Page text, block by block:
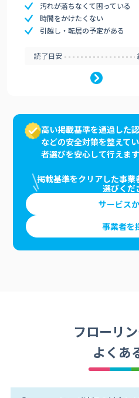
汚れが落ちなくて困っている
時間をかけたくない
引越し・転居の予定がある
読了目安
高い掲載基準を通過した
などの安全対策を整えて
者選びを安心して行えます
掲載基準をクリアした事
選びくだ
サービス
事業者を
フローリ
よくあ